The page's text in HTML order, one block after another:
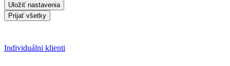
Uložiť nastavenia
Prijať všetky
Individuálni klienti